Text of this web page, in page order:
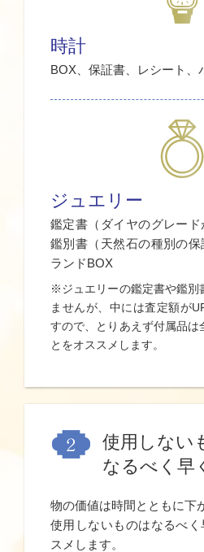
時計
BOX、保証書、レシート、
ジュエリー
鑑定書（ダイヤのグレード
鑑別書（天然石の種別の
ランドBOX
※ジュエリーの鑑定書や鑑別
ませんが、中には査定額が
すので、とりあえず付属品は
とをオススメします。
使用しない
なるべく早
物の価値は時間とともに下
使用しないものはなるべ
スメします。